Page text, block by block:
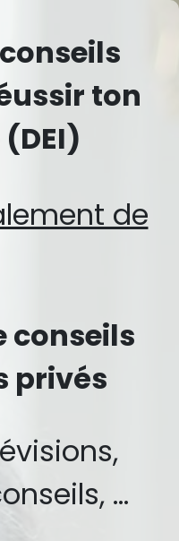
ton
de
conseils
privés
...